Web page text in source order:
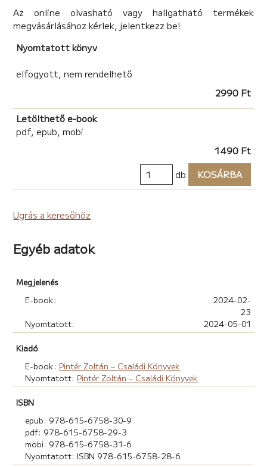
Az online olvasható vagy hallgatható termékek
megvásárlásához kérlek, jelentkezz be!
Nyomtatott könyv
elfogyott, nem rendelhető
2990 Ft
Letölthető e-book
pdf, epub, mobi
1490 Ft
db
KOSÁRBA
Ugrás a keresőhöz
Egyéb adatok
Megjelenés
E-book:
2024-02-
23
Nyomtatott:
2024-05-01
Kiadó
E-book: Pintér Zoltán – Családi Könyvek
Nyomtatott: Pintér Zoltán – Családi Könyvek
ISBN
epub: 978-615-6758-30-9
pdf: 978-615-6758-29-3
mobi: 978-615-6758-31-6
Nyomtatott: ISBN 978-615-6758-28-6